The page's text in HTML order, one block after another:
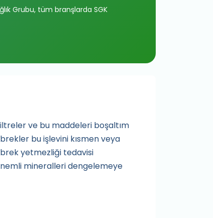
Grubu, tüm branşlarda SGK
ve bu maddeleri boşaltım
bu işlevini kısmen veya
yetmezliği tedavisi
mineralleri dengelemeye